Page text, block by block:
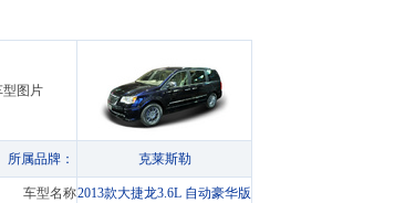
型图片
所属品牌： 克莱斯勒
车型名称2013款大捷龙3.6L 自动豪华版